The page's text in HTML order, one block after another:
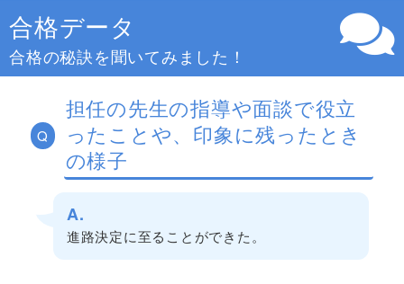
合格データ
合格の秘訣を聞いてみました！
Q
担任の先生の指導や面談で役立
ったことや、印象に残ったとき
の様子
A.
進路決定に至ることができた。